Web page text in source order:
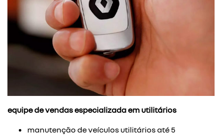
equipe de vendas especializada em utilitários
manutenção de veículos utilitários até 5